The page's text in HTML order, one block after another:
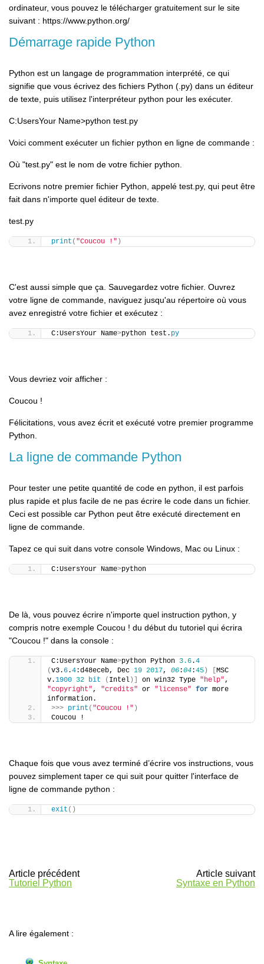
ordinateur, vous pouvez le télécharger gratuitement sur le site
suivant : https://www.python.org/
Démarrage rapide Python
Python est un langage de programmation interprété, ce qui
signifie que vous écrivez des fichiers Python (.py) dans un éditeur
de texte, puis utilisez l'interpréteur python pour les exécuter.
C:UsersYour Name>python test.py
Voici comment exécuter un fichier python en ligne de commande :
Où "test.py" est le nom de votre fichier python.
Ecrivons notre premier fichier Python, appelé test.py, qui peut être
fait dans n'importe quel éditeur de texte.
test.py
print ( "Coucou !" )
C'est aussi simple que ça. Sauvegardez votre fichier. Ouvrez
votre ligne de commande, naviguez jusqu'au répertoire où vous
avez enregistré votre fichier et exécutez :
C:UsersYour Name>python test. py
Vous devriez voir afficher :
Coucou !
Félicitations, vous avez écrit et exécuté votre premier programme
Python.
La ligne de commande Python
Pour tester une petite quantité de code en python, il est parfois
plus rapide et plus facile de ne pas écrire le code dans un fichier.
Ceci est possible car Python peut être exécuté directement en
ligne de commande.
Tapez ce qui suit dans votre console Windows, Mac ou Linux :
C:UsersYour Name>python
De là, vous pouvez écrire n'importe quel instruction python, y
compris notre exemple Coucou ! du début du tutoriel qui écrira
"Coucou !" dans la console :
C:UsersYour Name>python Python 3.6.4
(v3. 6.4:d48eceb, Dec 19 2017, 06:04:45 )
MSC
v.1900 32 bit ( Intel )] on win32 Type "help"
"copyright", "credits" or "license" for more
information.
>>> print ( "Coucou !" )
Coucou !
Chaque fois que vous avez terminé d’écrire vos instructions, vous
pouvez simplement taper ce qui suit pour quitter l'interface de
ligne de commande python :
exit ()
Article précédent
Tutoriel Python
Article suivant
Syntaxe en Python
A lire également :